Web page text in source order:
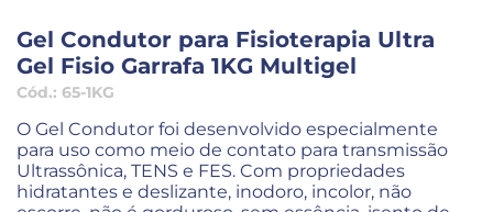
Gel Condutor para Fisioterapia Ultra
Gel Fisio Garrafa 1KG Multigel
Cód.: 65-1KG
O Gel Condutor foi desenvolvido especialmente
para uso como meio de contato para transmissão
Ultrassônica, TENS e FES. Com propriedades
hidratantes e deslizante, inodoro, incolor, não